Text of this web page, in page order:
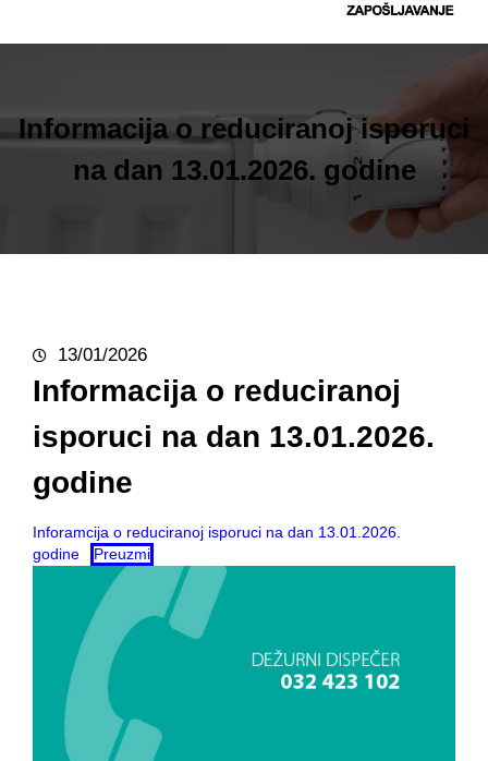
r
a
Informacija o reduciranoj isporuci
na dan 13.01.2026. godine
13/01/2026
Informacija o reduciranoj
isporuci na dan 13.01.2026.
godine
Inforamcija o reduciranoj isporuci na dan 13.01.2026.
godine
Preuzmi